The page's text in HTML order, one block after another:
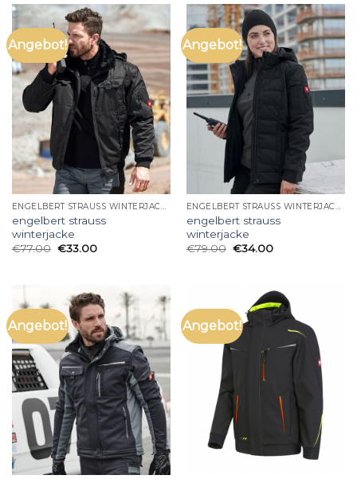
Angebot!
ENGELBERT STRAUSS WINTERJACKE
engelbert strauss
winterjacke
€77.00 €33.00
Angebot!
ENGELBERT STRAUSS WINTERJACKE
engelbert strauss
winterjacke
€79.00 €34.00
Angebot! Angebot!